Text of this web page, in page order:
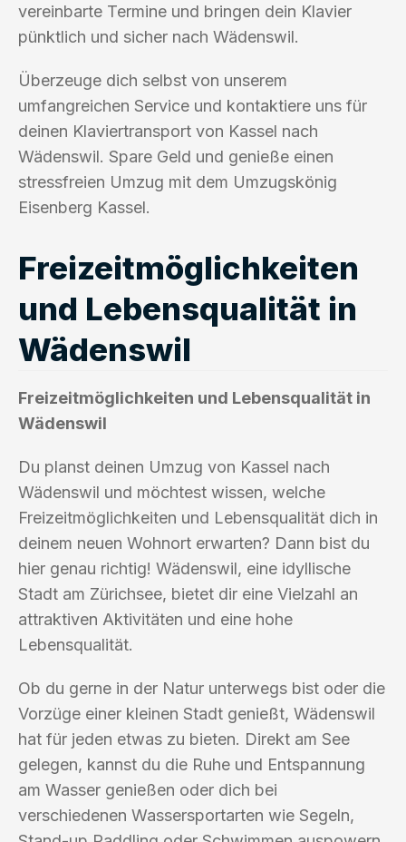
vereinbarte Termine und bringen dein Klavier
pünktlich und sicher nach Wädenswil.
Überzeuge dich selbst von unserem
umfangreichen Service und kontaktiere uns für
deinen Klaviertransport von Kassel nach
Wädenswil. Spare Geld und genieße einen
stressfreien Umzug mit dem Umzugskönig
Eisenberg Kassel.
Freizeitmöglichkeiten
und Lebensqualität in
Wädenswil
Freizeitmöglichkeiten und Lebensqualität in
Wädenswil
Du planst deinen Umzug von Kassel nach
Wädenswil und möchtest wissen, welche
Freizeitmöglichkeiten und Lebensqualität dich in
deinem neuen Wohnort erwarten? Dann bist du
hier genau richtig! Wädenswil, eine idyllische
Stadt am Zürichsee, bietet dir eine Vielzahl an
attraktiven Aktivitäten und eine hohe
Lebensqualität.
Ob du gerne in der Natur unterwegs bist oder die
Vorzüge einer kleinen Stadt genießt, Wädenswil
hat für jeden etwas zu bieten. Direkt am See
gelegen, kannst du die Ruhe und Entspannung
am Wasser genießen oder dich bei
verschiedenen Wassersportarten wie Segeln,